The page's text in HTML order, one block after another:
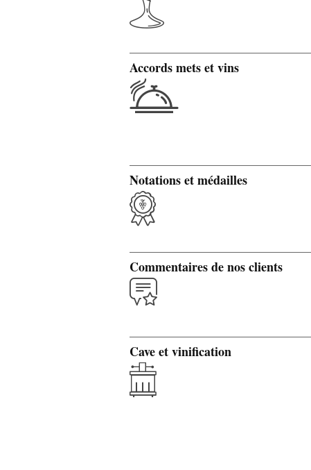
Accords mets et vins
Notations et médailles
Commentaires de nos clients
Cave et vinification